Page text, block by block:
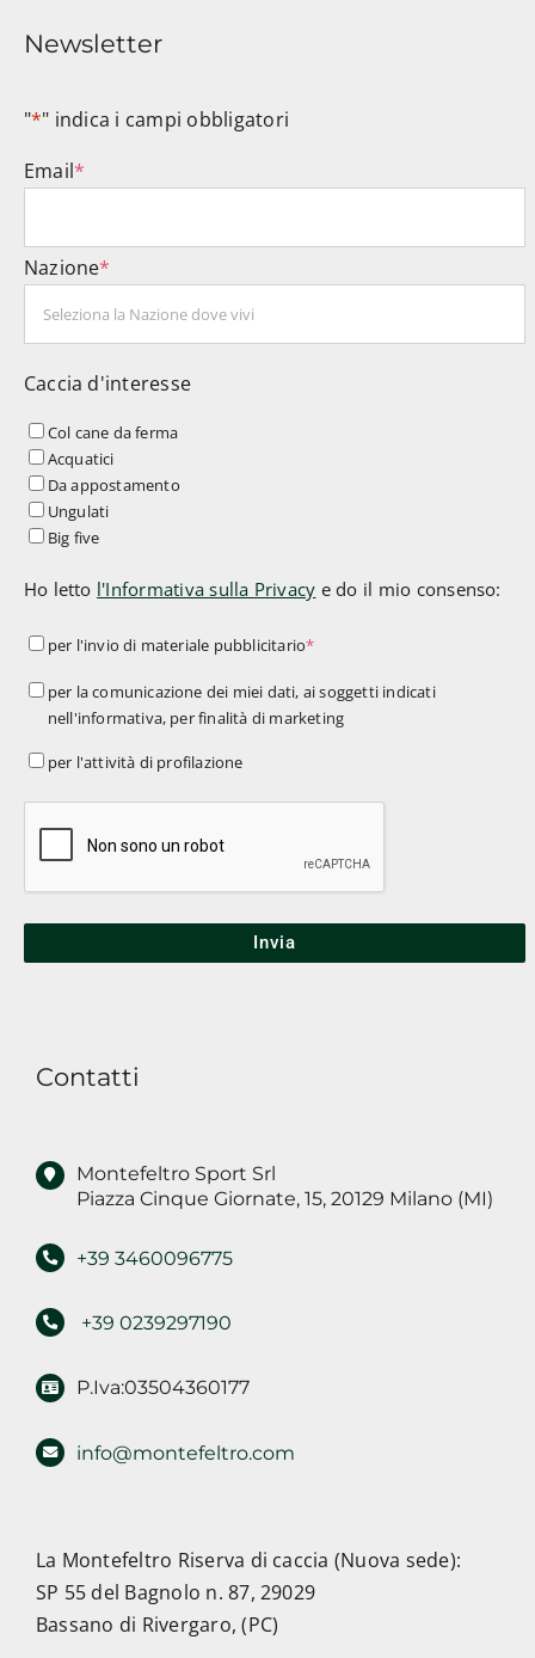
Newsletter
"*" indica i campi obbligatori
Email*
Nazione*
Caccia d'interesse
Col cane da ferma
Acquatici
Da appostamento
Ungulati
Big five
Ho letto l'Informativa sulla Privacy e do il mio consenso:
per
di
pubblicitario*
per l'invio di materiale pubblicitario*
per
comunicazione
di
per la comunicazione dei miei dati, ai soggetti indicati
nell'informativa, per finalità di marketing
per
di
profilazione
per l'attività di profilazione
Contatti
Montefeltro Sport Srl
Piazza Cinque Giornate, 15, 20129 Milano (MI)
+39 3460096775
+39 0239297190
P.Iva:03504360177
info@montefeltro.com
La Montefeltro Riserva di caccia (Nuova sede):
SP 55 del Bagnolo n. 87, 29029
Bassano di Rivergaro, (PC)